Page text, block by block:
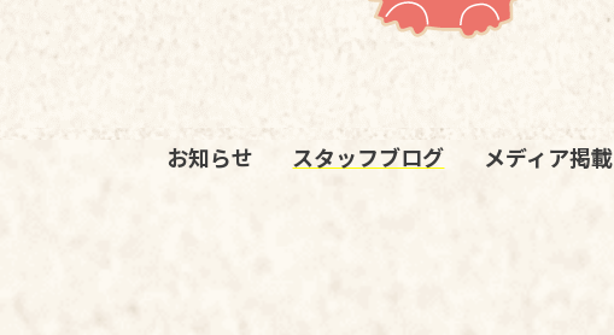
お知らせ スタッフブログ メディア掲載